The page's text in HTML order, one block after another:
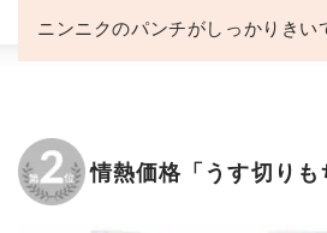
ニンニクのパンチがしっかりきい
情熱価格「うす切りも